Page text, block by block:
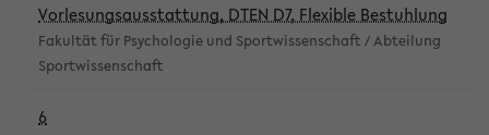
Vorlesungsausstattung, DTEN D7, Flexible Bestuhlung
Fakultät für Psychologie und Sportwissenschaft / Abteilung
Sportwissenschaft
6